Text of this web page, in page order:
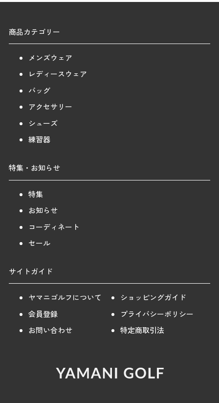
商品カテゴリー
メンズウェア
レディースウェア
バッグ
アクセサリー
シューズ
練習器
特集・お知らせ
特集
お知らせ
コーディネート
セール
サイトガイド
ヤマニゴルフについて
ショッピングガイド
会員登録
プライバシーポリシー
お問い合わせ
特定商取引法